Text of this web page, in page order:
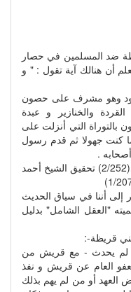
ضد المسلمين في حصار
أن هنالك آية تقول : " و
وهو مشرف على حصون
والخنازير و عبدة
التي أنزلت على
كنت جهولا ثم قدم رسول
.
وقد ناداهم بذلك لشتمهم إيَّاه. (الطبري(2/252) تحقيق الشيخ أحمد
في سياق الحديث
"العقل الشامل" بدليل
قريظة-:
يحدث - مع قريش من
العام عن قريش و نفذ
أو من لم يهم بذلك